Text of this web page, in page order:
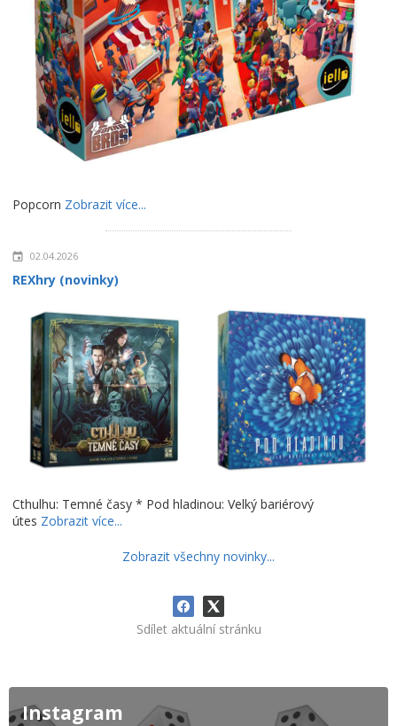
Popcorn Zobrazit více...
02.04.2026
REXhry (novinky)
Cthulhu: Temné časy * Pod hladinou: Velký bariérový
útes Zobrazit více...
Zobrazit všechny novinky...
Sdílet aktuální stránku
Instagram